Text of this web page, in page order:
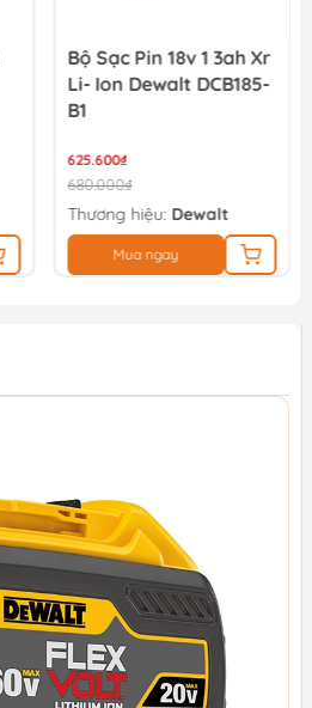
Bộ Sạc Pin 18v 1 3ah Xr
Li- Ion Dewalt DCB185-
B1
625.600₫
680.000₫
Thương hiệu: Dewalt
Mua ngay